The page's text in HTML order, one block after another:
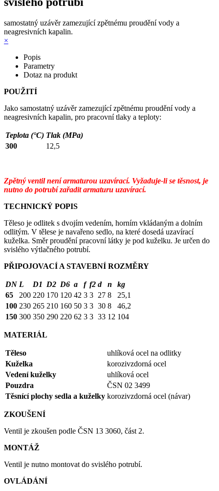
samostatný uzávěr zamezující zpětnému proudění vody a
neagresivních kapalin.
×
Popis
Parametry
Dotaz na produkt
POUŽITÍ
Jako samostatný uzávěr zamezující zpětnému proudění vody a
neagresivních kapalin, pro pracovní tlaky a teploty:
Teplota (°C) Tlak (MPa)
300
12,5
Zpětný ventil není armaturou uzavírací. Vyžaduje-li se těsnost, je
nutno do potrubí zařadit armaturu uzavírací.
TECHNICKÝ POPIS
Těleso je odlitek s dvojím vedením, horním vkládaným a dolním
odlitým. V tělese je navařeno sedlo, na které dosedá uzavírací
kuželka. Směr proudění pracovní látky je pod kuželku. Je určen do
svislého výtlačného potrubí.
PŘIPOJOVACÍ A STAVEBNÍ ROZMĚRY
DN L D1 D2 D6 a f f2 d n
kg
65
200 220 170 120 42 3 3 27 8
25,1
100 230 265 210 160 50 3 3 30 8
46,2
150 300 350 290 220 62 3 3 33 12 104
MATERIÁL
Těleso
uhlíková ocel na odlitky
Kuželka
korozivzdorná ocel
Vedení kuželky
uhlíková ocel
Pouzdra
ČSN 02 3499
Těsnící plochy sedla a kuželky korozivzdorná ocel (návar)
ZKOUŠENÍ
Ventil je zkoušen podle ČSN 13 3060, část 2.
MONTÁŽ
Ventil je nutno montovat do svislého potrubí.
OVLÁDÁNÍ